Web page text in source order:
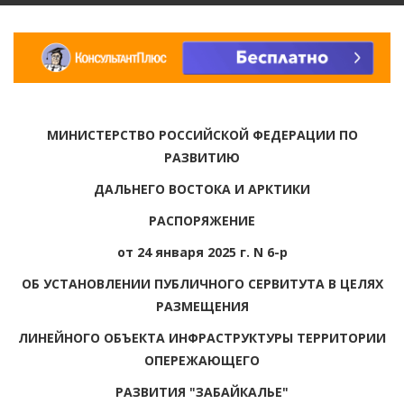
МИНИСТЕРСТВО РОССИЙСКОЙ ФЕДЕРАЦИИ ПО
РАЗВИТИЮ
ДАЛЬНЕГО ВОСТОКА И АРКТИКИ
РАСПОРЯЖЕНИЕ
от 24 января 2025 г. N 6-р
ОБ УСТАНОВЛЕНИИ ПУБЛИЧНОГО СЕРВИТУТА В ЦЕЛЯХ
РАЗМЕЩЕНИЯ
ЛИНЕЙНОГО ОБЪЕКТА ИНФРАСТРУКТУРЫ ТЕРРИТОРИИ
ОПЕРЕЖАЮЩЕГО
РАЗВИТИЯ "ЗАБАЙКАЛЬЕ"